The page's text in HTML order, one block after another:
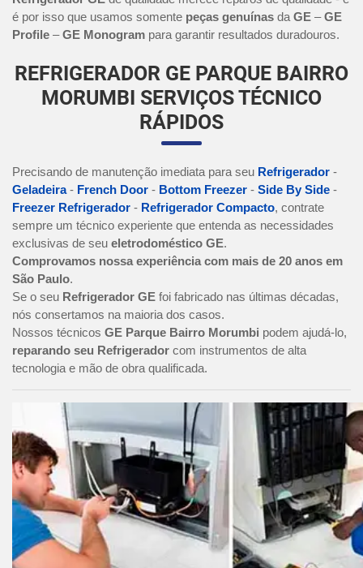
é por isso que usamos somente peças genuínas da GE –GE
Profile –GE Monogram para garantir resultados duradouros.
REFRIGERADOR GE PARQUE BAIRRO
MORUMBI SERVIÇOS TÉCNICO
RÁPIDOS
Precisando de manutenção imediata para seu Refrigerador -
Geladeira- French Door - Bottom Freezer - Side By Side -
Freezer Refrigerador - Refrigerador Compacto, contrate
sempre um técnico experiente que entenda as necessidades
exclusivas de seu eletrodoméstico GE.
Comprovamos nossa experiência com mais de 20 anos em
São Paulo.
Se o seu Refrigerador GE foi fabricado nas últimas décadas,
nós consertamos na maioria dos casos.
Nossos técnicos GE Parque Bairro Morumbi podem ajudá-lo,
reparando seu Refrigerador com instrumentos de alta
tecnologia e mão de obra qualificada.